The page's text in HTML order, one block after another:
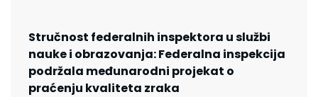
Stručnost federalnih inspektora u službi
nauke i obrazovanja: Federalna inspekcija
podržala međunarodni projekat o
praćenju kvaliteta zraka